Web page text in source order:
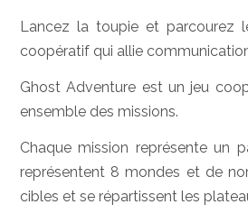
Lancez la toupie et parcourez
coopératif qui allie
Ghost Adventure est un jeu
ensemble des missions.
Chaque mission représente un
représentent 8 mondes et de
cibles et se répartissent les